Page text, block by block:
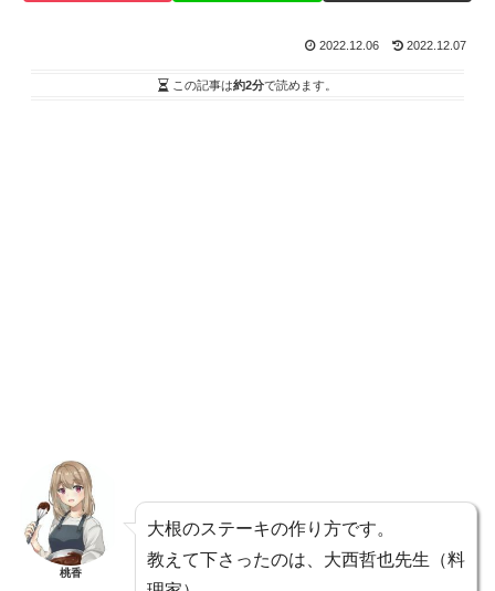
2022.12.06 2022.12.07
この記事は約2分で読めます。
桃香
大根のステーキの作り方です。
教えて下さったのは、大西哲也先生（料